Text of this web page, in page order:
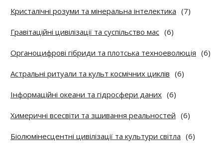
Кристалічні розуми та мінеральна інтелектика (7)
Гравітаційні цивілізації та суспільство мас (6)
Органоцифрові гібриди та плотська техноеволюція (6)
Астральні ритуали та культ космічних циклів (6)
Інформаційні океани та гідросфери даних (6)
Химеричні всесвіти та зшивання реальностей (6)
Біолюмінесцентні цивілізації та культури світла (6)